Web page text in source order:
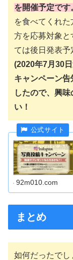
を開催予定です
を食べてくれ
方を応募対象と
ては後日発表予
(2020年7月30
キャンペーン
したので、興
い！
92m010.com
まとめ
如何だったでし